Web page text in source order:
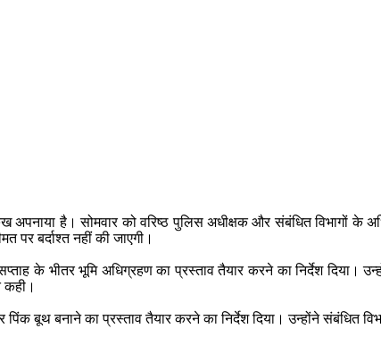
है। सोमवार को वरिष्ठ पुलिस अधीक्षक और संबंधित विभागों के
पर बर्दाश्त नहीं की जाएगी।
भीतर भूमि अधिग्रहण का प्रस्ताव तैयार करने का निर्देश दिया।
कही।
बूथ बनाने का प्रस्ताव तैयार करने का निर्देश दिया। उन्होंने संबंधित